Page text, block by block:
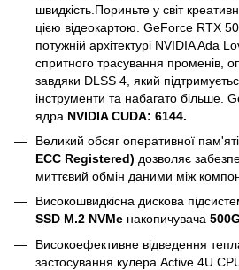
швидкість.Пориньте у світ
цією відеокартою. GeForce RTX
потужній архітектурі NVIDIA Ada
спритного трасування променів,
завдяки DLSS 4, який
інструменти та набагато більше.
ядра NVIDIA CUDA: 6144.
Великий обсяг оперативної пам'яті
ECC Registered) дозволяє
миттєвий обмін даними між
Високошвидкісна дискова
SSD M.2 NVMe накопичувача
Високоефективне відведення
застосування кулера Active 4U